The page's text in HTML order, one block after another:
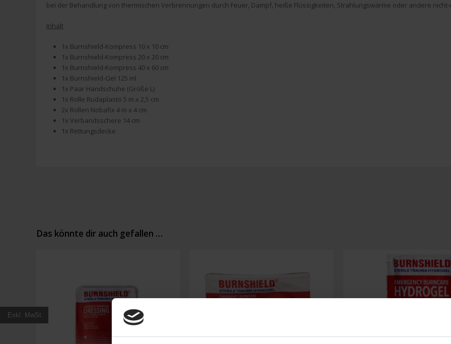
Exkl. MwSt.
bei der Behandlung von thermischen Verbrennungen durch Feuer, Dampf, heiße Flüssigkeiten, Strahlungswärme oder andere
Inhalt
1x Burnshield-Kompress 10 x 10 cm
1x Burnshield-Kompress 20 x 20 cm
1x Burnshield-Kompress 40 x 60 cm
1x Burnshield-Gel 125 ml
1x Paar Handschuhe (Größe L)
1x Rolle Rudaplasto 5 m x 2,5 cm
2x Rollen Nobafix 4 m x 4 cm
1x Verbandsschere 14 cm
1x Rettungsdecke
Das könnte dir auch gefallen …